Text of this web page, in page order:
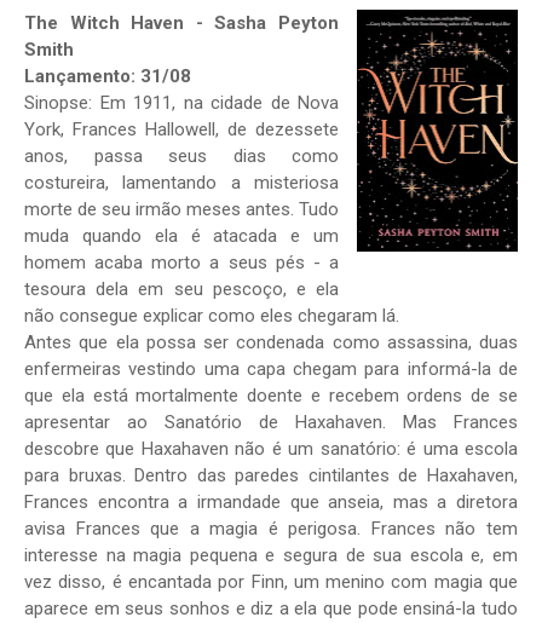
The Witch Haven - Sasha Peyton
Smith
Lançamento: 31/08
Sinopse: Em 1911, na cidade de Nova
York, Frances Hallowell, de dezessete
anos, passa seus dias como
costureira, lamentando a misteriosa
morte de seu irmão meses antes. Tudo
muda quando ela é atacada e um
homem acaba morto a seus pés - a
tesoura dela em seu pescoço, e ela
não consegue explicar como eles chegaram lá.
Antes que ela possa ser condenada como assassina, duas
enfermeiras vestindo uma capa chegam para informá-la de
que ela está mortalmente doente e recebem ordens de se
apresentar ao Sanatório de Haxahaven. Mas Frances
descobre que Haxahaven não é um sanatório: é uma escola
para bruxas. Dentro das paredes cintilantes de Haxahaven,
Frances encontra a irmandade que anseia, mas a diretora
avisa Frances que a magia é perigosa. Frances não tem
interesse na magia pequena e segura de sua escola e, em
vez disso, é encantada por Finn, um menino com magia que
aparece em seus sonhos e diz a ela que pode ensiná-la tudo